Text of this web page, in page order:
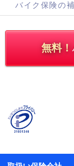
バイク保険の
無料！